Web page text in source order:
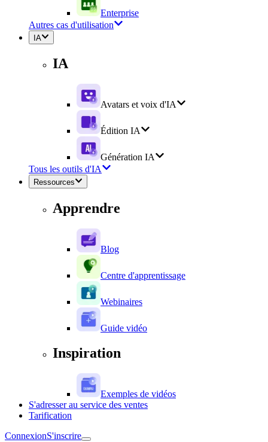
Enterprise
Autres cas d'utilisation
IA
IA
Avatars et voix d'IA
Édition IA
Génération IA
Tous les outils d'IA
Ressources
Apprendre
Blog
Centre d'apprentissage
Webinaires
Guide vidéo
Inspiration
Exemples de vidéos
S'adresser au service des ventes
Tarification
ConnexionS'inscrire